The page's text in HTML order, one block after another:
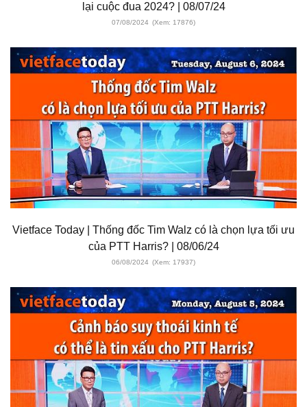
lại cuộc đua 2024? | 08/07/24
07/08/2024 (Xem: 17876)
Vietface Today | Thống đốc Tim Walz có là chọn lựa tối ưu
của PTT Harris? | 08/06/24
06/08/2024 (Xem: 17937)